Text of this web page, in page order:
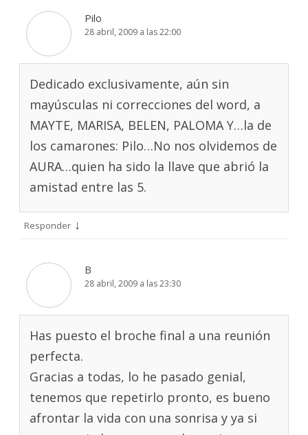
Pilo
28 abril, 2009 a las 22:00
Dedicado exclusivamente, aún sin
mayúsculas ni correcciones del word, a
MAYTE, MARISA, BELEN, PALOMA Y…la de
los camarones: Pilo…No nos olvidemos de
AURA…quien ha sido la llave que abrió la
amistad entre las 5.
Responder ↓
B
28 abril, 2009 a las 23:30
Has puesto el broche final a una reunión
perfecta.
Gracias a todas, lo he pasado genial,
tenemos que repetirlo pronto, es bueno
afrontar la vida con una sonrisa y ya si